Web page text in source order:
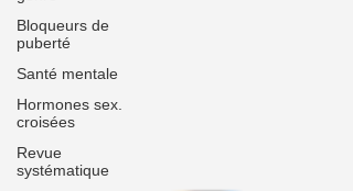
Bloqueurs de
puberté
Santé mentale
Hormones sex.
croisées
Revue
systématique